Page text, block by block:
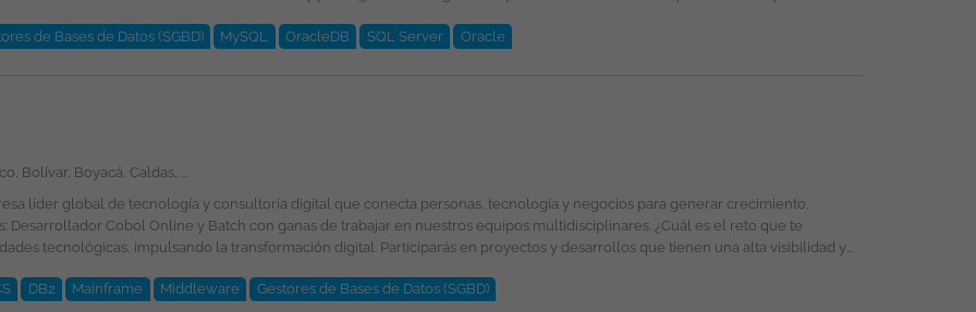
de Bases de Datos (SGBD) MySQL OracleDB SQL Server Oracle
Amazonas, Antioquia, Arauca, Atlántico, Bolívar, Boyacá, Caldas, Caquetá, Casanare, Cauca, Cesar, Chocó, Córdoba, Cundinamarca, Guainía, Guaviare, Huila, La Guajira, Magdalena, Meta, Nariño, Norte de Santander, Putumayo, Quindío, Risaralda, Santander, Sucre, Tolima, Valle del Cauca, Vaupés, Vichada, San Andrés, Providencia y Santa Catalina, Bogotá
DB2 Mainframe Middleware Gestores de Bases de Datos (SGBD)